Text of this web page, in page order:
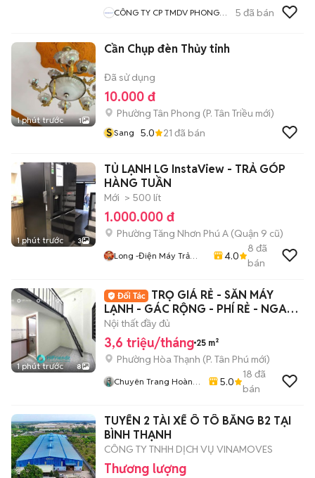
CÔNG TY CP TMDV PHONG
5 đã bán
1 phút trước 1
Cần Chụp đèn Thủy tinh
Đã sử dụng
10.000 đ
Phường Tân Phong (P. Tân Triều mới)
S Sang 5.0 21 đã bán
1 phút trước 3
TỦ LẠNH LG InstaView - TRẢ GÓP
HÀNG TUẦN
Mới > 500 lít
1.000.000 đ
Phường Tăng Nhơn Phú A (Quận 9 cũ)
Long -Điện Máy Trả
4.0
8 đã
bán
1 phút trước 8
TRỌ GIÁ RẺ - SẴN MÁY
LẠNH - GÁC RỘNG - PHÍ RẺ - NGAY
ĐH HIU & VHU
Nội thất đầy đủ
3,6 triệu/tháng 25 m²
Phường Hòa Thạnh (P. Tân Phú mới)
Chuyên Trang Hoàng
5.0
18 đã
bán
TUYỂN 2 TÀI XẾ Ô TÔ BẰNG B2 TẠI
BÌNH THẠNH
CÔNG TY TNHH DỊCH VỤ VINAMOVES
Thương lượng